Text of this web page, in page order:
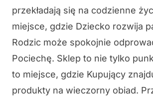
przekładają się na codzienne
miejsce, gdzie Dziecko rozwija
Rodzic może spokojnie
Pociechę. Sklep to nie tylko
to miejsce, gdzie Kupujący
produkty na wieczorny obiad.